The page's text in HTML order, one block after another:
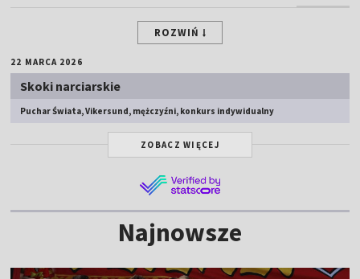
ROZWIŃ
22 MARCA 2026
Skoki narciarskie
Puchar Świata, Vikersund, mężczyźni, konkurs indywidualny
ZOBACZ WIĘCEJ
Najnowsze